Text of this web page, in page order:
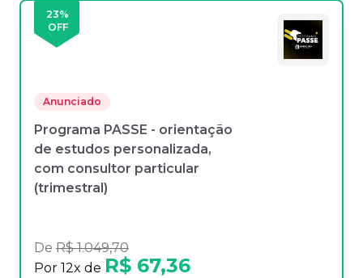
23%
OFF
Anunciado
Programa PASSE - orientação
de estudos personalizada,
com consultor particular
(trimestral)
De R$ 1.049,70
Por 12x de R$ 67,36